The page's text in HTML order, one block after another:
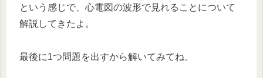
という感じで、心電図の波形で見れることについて
解説してきたよ。
最後に1つ問題を出すから解いてみてね。